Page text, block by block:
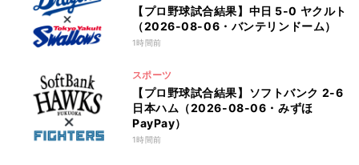
【プロ野球試合結果】中日 5-0 ヤクルト
（2026-08-06・バンテリンドーム）
1時間前
スポーツ
【プロ野球試合結果】ソフトバンク 2-6
日本ハム（2026-08-06・みずほ
PayPay）
1時間前